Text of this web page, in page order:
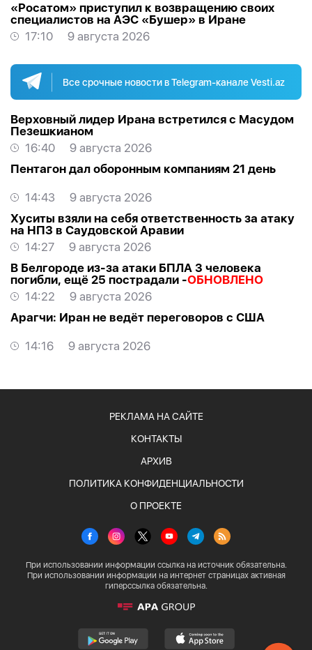
«Росатом» приступил к возвращению своих
специалистов на АЭС «Бушер» в Иране
17:10
9 августа 2026
Все срочные новости в Telegram-канале Vesti.az
Верховный лидер Ирана встретился с Масудом
Пезешкианом
16:40
9 августа 2026
Пентагон дал оборонным компаниям 21 день
14:43
9 августа 2026
Хуситы взяли на себя ответственность за атаку
на НПЗ в Саудовской Аравии
14:27
9 августа 2026
В Белгороде из-за атаки БПЛА 3 человека
погибли, ещё 25 пострадали -ОБНОВЛЕНО
14:22
9 августа 2026
Арагчи: Иран не ведёт переговоров с США
14:16 9 августа 2026
РЕКЛАМА НА САЙТЕ
КОНТАКТЫ
АРХИВ
ПОЛИТИКА КОНФИДЕНЦИАЛЬНОСТИ
О ПРОЕКТЕ
При использовании информации ссылка на источник обязательна.
При использовании информации на интернет страницах активная
гиперссылка обязательна.